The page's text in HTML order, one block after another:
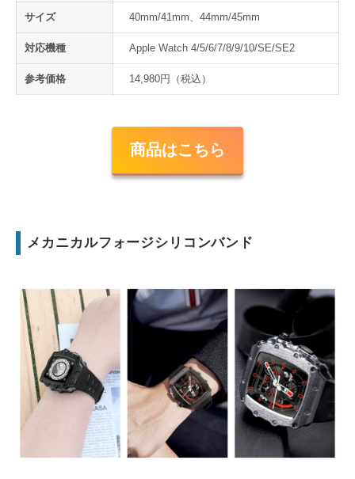
サイズ 40mm/41mm、44mm/45mm
対応機種 Apple Watch 4/5/6/7/8/9/10/SE/SE2
参考価格 14,980円（税込）
商品はこちら
メカニカルフォージシリコンバンド